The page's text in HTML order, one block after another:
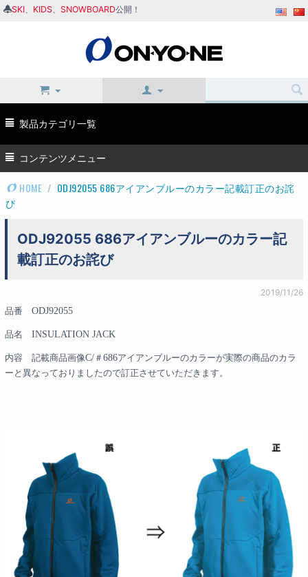
SKI KIDS SNOWBOARD公開！
製品カテゴリ一覧
コンテンツメニュー
HOME / ODJ92055 686アイアンブルーのカラー記載訂正のお詫
び
ODJ92055 686アイアンブルーのカラー記
載訂正のお詫び
2019/11/26
品番 ODJ92055
品名 INSULATION JACK
内容 記載商品画像C/ ＃ 686アイアンブルーのカラーが実際の商品のカラ
ーと異なっておりましたので訂正させていただきます。